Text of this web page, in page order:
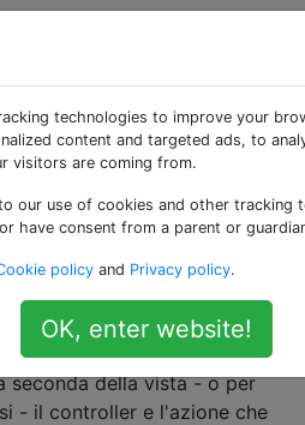
e
applicazione web ho bisogno di
degli elementi recuperati e
seconda della vista - o per
- il controller e l'azione che
technologies to improve your
content and targeted ads, to
visitors are coming from.
our use of cookies and other tracking
have consent from a parent or
policy and Privacy policy.
OK, enter website!